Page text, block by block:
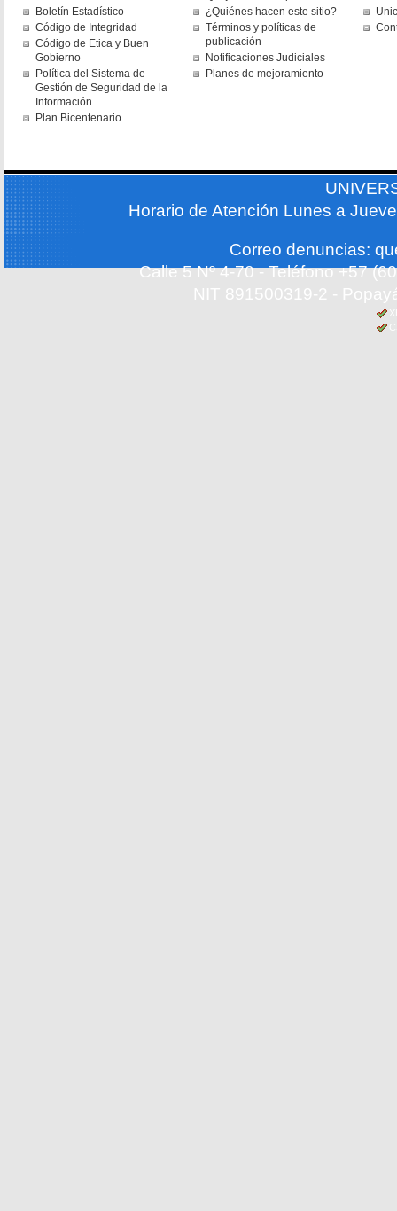
Boletín Estadístico
Código de Integridad
Código de Etica y Buen
Gobierno
Política del Sistema de
Gestión de Seguridad de la
Información
Plan Bicentenario
¿Quiénes hacen este sitio?
Términos y políticas de
publicación
Notificaciones Judiciales
Planes de mejoramiento
Horario de Atención Lunes a
Correo denuncias:
Calle 5 Nº 4-70 - Teléfono +57
NIT 891500319-2 -